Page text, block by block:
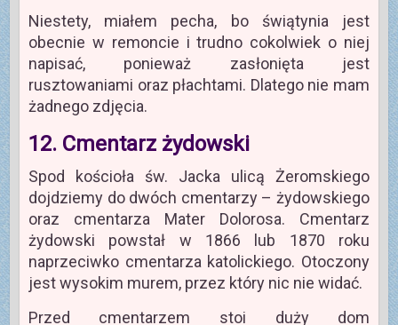
Niestety, miałem pecha, bo świątynia jest
obecnie w remoncie i trudno cokolwiek o niej
napisać, ponieważ zasłonięta jest
rusztowaniami oraz płachtami. Dlatego nie mam
żadnego zdjęcia.
12. Cmentarz żydowski
Spod kościoła św. Jacka ulicą Żeromskiego
dojdziemy do dwóch cmentarzy – żydowskiego
oraz cmentarza Mater Dolorosa. Cmentarz
żydowski powstał w 1866 lub 1870 roku
naprzeciwko cmentarza katolickiego. Otoczony
jest wysokim murem, przez który nic nie widać.
Przed cmentarzem stoi duży dom